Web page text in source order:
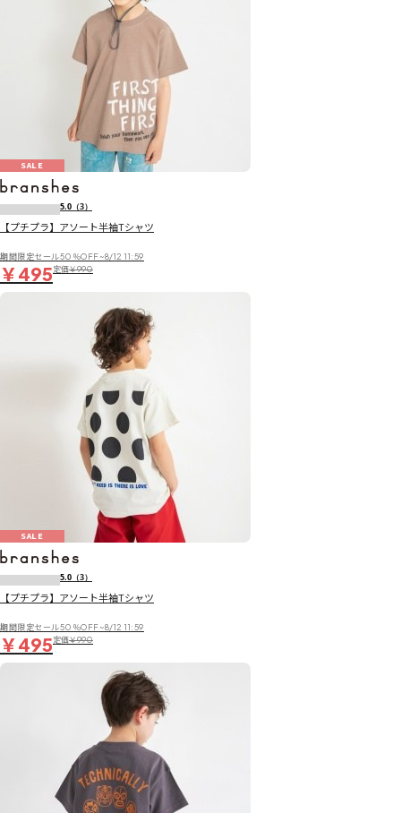
SALE
5.0 （3）
【プチプラ】アソート半袖Tシャツ
期間限定セール50％OFF~8/12 11:59
￥495定価￥990
SALE
5.0 （3）
【プチプラ】アソート半袖Tシャツ
期間限定セール50％OFF~8/12 11:59
￥495定価￥990